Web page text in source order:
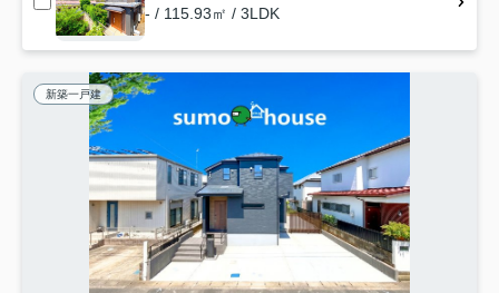
- / 115.93㎡ / 3LDK
新築一戸建